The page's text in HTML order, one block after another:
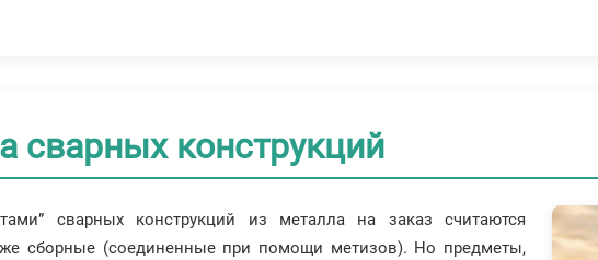
сварных конструкций
сварных конструкций из металла на заказ считаются
сборные (соединенные при помощи метизов). Но предметы,